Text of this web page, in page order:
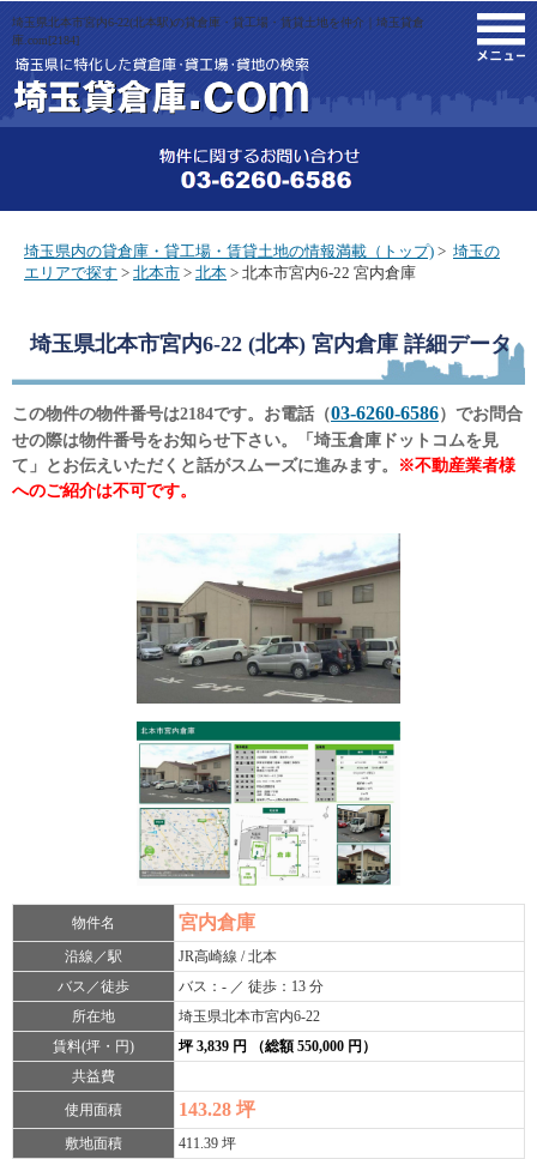
埼玉県北本市宮内6-22(北本駅)の貸倉庫・貸工場・賃貸土地を仲介｜埼玉貸倉
庫.com[2184]
埼玉県内の貸倉庫・貸工場・賃貸土地の情報満載（トップ) > 埼玉の
エリアで探す > 北本市 > 北本 > 北本市宮内6-22 宮内倉庫
埼玉県北本市宮内6-22 (北本) 宮内倉庫 詳細データ
この物件の物件番号は2184です。お電話（03-6260-6586）でお問合
せの際は物件番号をお知らせ下さい。「埼玉倉庫ドットコムを見
て」とお伝えいただくと話がスムーズに進みます。
※不動産業者様
へのご紹介は不可です。
物件名 宮内倉庫
沿線／駅
JR高崎線 / 北本
バス／徒歩
バス：- ／ 徒歩：13 分
所在地
埼玉県北本市宮内6-22
賃料(坪・円)
坪 3,839 円 （総額 550,000 円）
共益費
使用面積
143.28 坪
敷地面積
411.39 坪